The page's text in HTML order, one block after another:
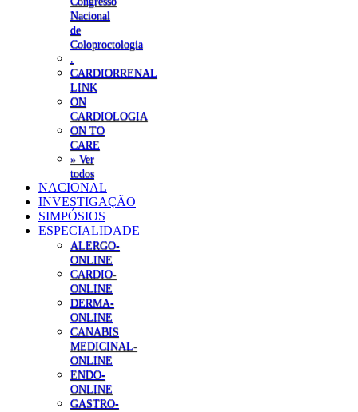
Nacional
de
Coloproctologia
CARDIORRENAL
LINK
ON
CARDIOLOGIA
ON TO
CARE
» Ver
todos
NACIONAL
INVESTIGAÇÃO
SIMPÓSIOS
ESPECIALIDADE
ALERGO-
ONLINE
CARDIO-
ONLINE
DERMA-
ONLINE
CANABIS
MEDICINAL-
ONLINE
ENDO-
ONLINE
GASTRO-